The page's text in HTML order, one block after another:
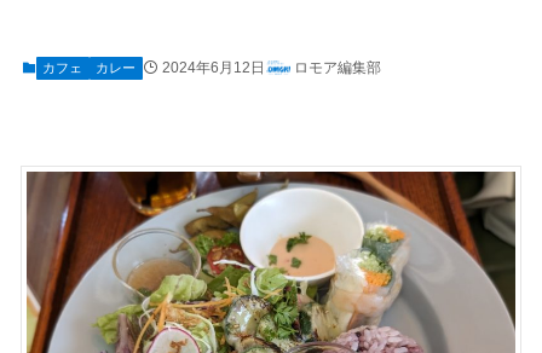
カフェ カレー 2024年6月12日 ロモア編集部